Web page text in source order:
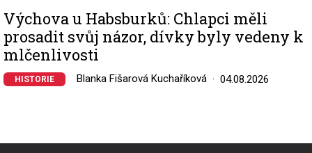
Výchova u Habsburků: Chlapci měli
prosadit svůj názor, dívky byly vedeny k
mlčenlivosti
HISTORIE Blanka Fišarová Kuchaříková 04.08.2026